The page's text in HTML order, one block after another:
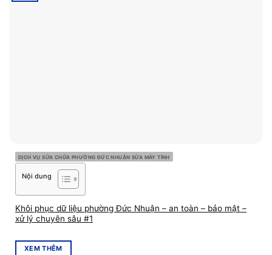
DỊCH VỤ SỬA CHỮA PHƯỜNG ĐỨC NHUẬN SỬA MÁY TÍNH
Nội dung
Khôi phục dữ liệu phường Đức Nhuận – an toàn – bảo mật –
xử lý chuyên sâu #1
XEM THÊM